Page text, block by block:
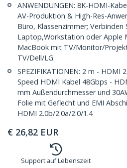
ANWENDUNGEN: 8K-HDMI-
AV-Produktion & High-Res-
Büro, Klassenzimmer; Verbinden
Laptop,Workstation oder Apple
MacBook mit TV/Monitor/
TV/Dell/LG
SPEZIFIKATIONEN: 2 m - HDMI
Speed HDMI Kabel 48Gbps -
mm Außendurchmesser und
Folie mit Geflecht und EMI
HDMI 2.0b/2.0a/2.0/1.4
€ 26,82 EUR
Support auf Lebenszeit